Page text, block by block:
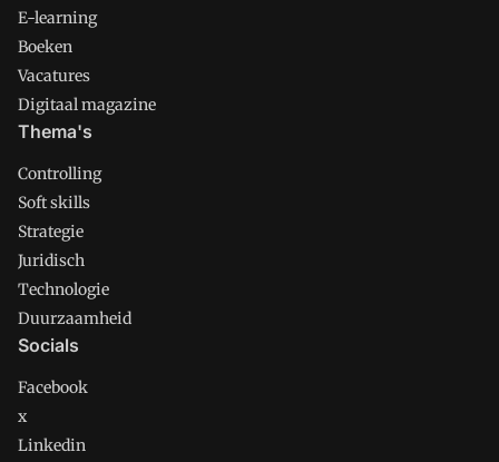
E-learning
Boeken
Vacatures
Digitaal magazine
Thema's
Controlling
Soft skills
Strategie
Juridisch
Technologie
Duurzaamheid
Socials
Facebook
x
Linkedin